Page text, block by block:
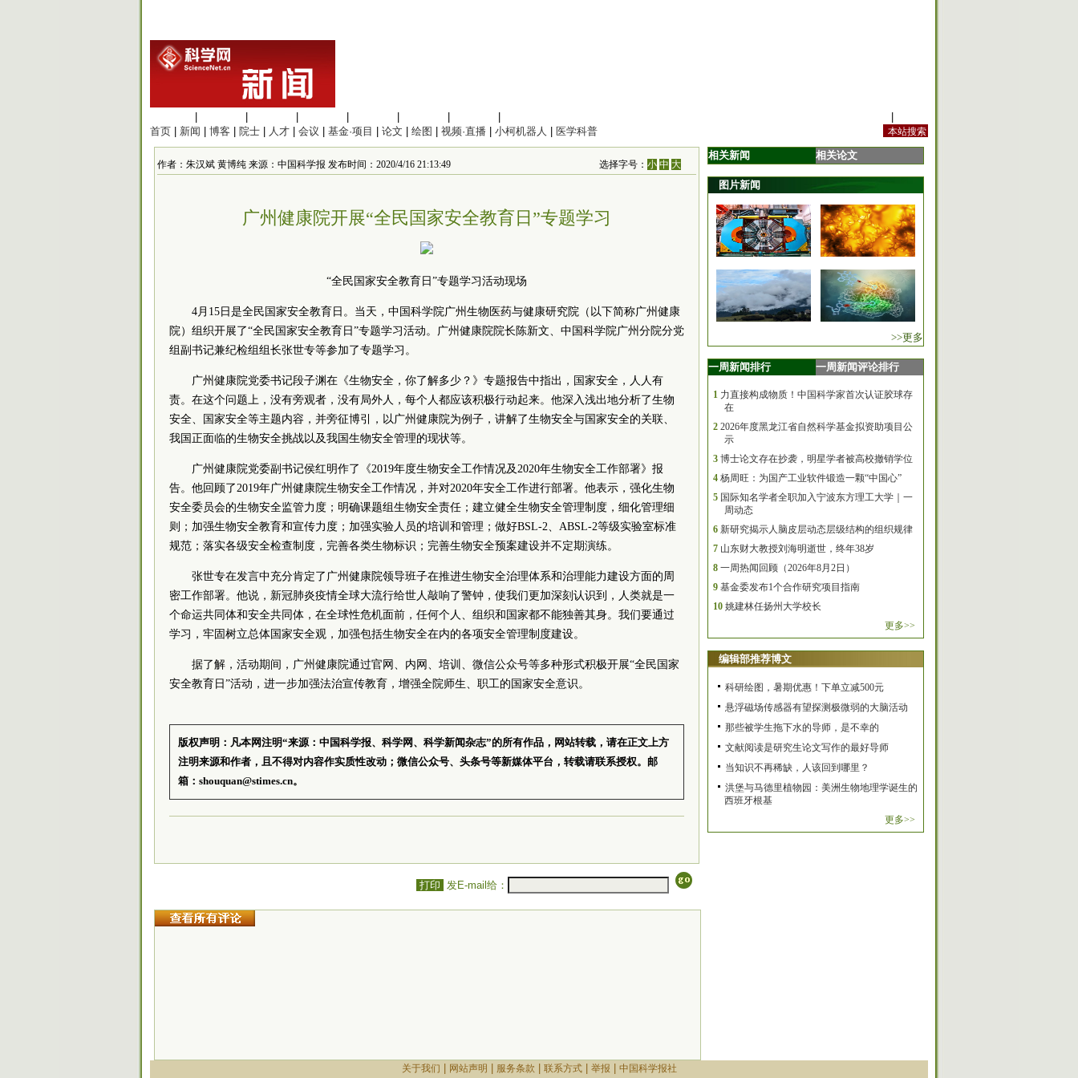
首页
新闻 博客 院士 人才 会议 基金·项目 论文 绘图 视频·直播 小柯机器人 医学科普
作者：朱汉斌 黄博纯 来源：中国科学报 发布时间：2020/4/16 21:13:49 选择字号：小 中 大
广州健康院开展“全民国家安全教育日”专题学习
“全民国家安全教育日”专题学习活动现场
4月15日是全民国家安全教育日。当天，中国科学院广州生物医药与健康研究院（以下简称广州健康
院）组织开展了“全民国家安全教育日”专题学习活动。广州健康院院长陈新文、中国科学院广州分院分党
组副书记兼纪检组组长张世专等参加了专题学习。
广州健康院党委书记段子渊在《生物安全，你了解多少？》专题报告中指出，国家安全，人人有
责。在这个问题上，没有旁观者，没有局外人，每个人都应该积极行动起来。他深入浅出地分析了生物
安全、国家安全等主题内容，并旁征博引，以广州健康院为例子，讲解了生物安全与国家安全的关联、
我国正面临的生物安全挑战以及我国生物安全管理的现状等。
广州健康院党委副书记侯红明作了《2019年度生物安全工作情况及2020年生物安全工作部署》报
告。他回顾了2019年广州健康院生物安全工作情况，并对2020年安全工作进行部署。他表示，强化生物
安全委员会的生物安全监管力度；明确课题组生物安全责任；建立健全生物安全管理制度，细化管理细
则；加强生物安全教育和宣传力度；加强实验人员的培训和管理；做好BSL-2、ABSL-2等级实验室标准
规范；落实各级安全检查制度，完善各类生物标识；完善生物安全预案建设并不定期演练。
张世专在发言中充分肯定了广州健康院领导班子在推进生物安全治理体系和治理能力建设方面的周
密工作部署。他说，新冠肺炎疫情全球大流行给世人敲响了警钟，使我们更加深刻认识到，人类就是一
个命运共同体和安全共同体，在全球性危机面前，任何个人、组织和国家都不能独善其身。我们要通过
学习，牢固树立总体国家安全观，加强包括生物安全在内的各项安全管理制度建设。
据了解，活动期间，广州健康院通过官网、内网、培训、微信公众号等多种形式积极开展“全民国家
安全教育日”活动，进一步加强法治宣传教育，增强全院师生、职工的国家安全意识。
版权声明：凡本网注明“来源：中国科学报、科学网、科学新闻杂志”的所有作品，网站转载，请在正文上方
注明来源和作者，且不得对内容作实质性改动；微信公众号、头条号等新媒体平台，转载请联系授权。邮
箱：shouquan@stimes.cn。
打印 发E-mail给：
相关新闻 相关论文
图片新闻
>>更多
一周新闻排行 一周新闻评论排行
1 力直接构成物质！中国科学家首次认证胶球存
在
2 2026年度黑龙江省自然科学基金拟资助项目公
示
3 博士论文存在抄袭，明星学者被高校撤销学位
4 杨周旺：为国产工业软件锻造一颗“中国心”
5 国际知名学者全职加入宁波东方理工大学｜一
周动态
6 新研究揭示人脑皮层动态层级结构的组织规律
7 山东财大教授刘海明逝世，终年38岁
8 一周热闻回顾（2026年8月2日）
9 基金委发布1个合作研究项目指南
10 姚建林任扬州大学校长
更多>>
编辑部推荐博文
科研绘图，暑期优惠！下单立减500元
悬浮磁场传感器有望探测极微弱的大脑活动
那些被学生拖下水的导师，是不幸的
文献阅读是研究生论文写作的最好导师
当知识不再稀缺，人该回到哪里？
洪堡与马德里植物园：美洲生物地理学诞生的
西班牙根基
更多>>
关于我们 网站声明 服务条款 联系方式| 举报 中国科学报社